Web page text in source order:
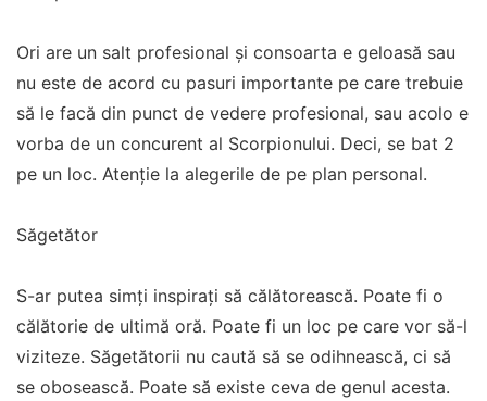
Ori are un salt profesional și consoarta e geloasă sau
nu este de acord cu pasuri importante pe care trebuie
să le facă din punct de vedere profesional, sau acolo e
vorba de un concurent al Scorpionului. Deci, se bat 2
pe un loc. Atenție la alegerile de pe plan personal.
Săgetător
S-ar putea simți inspirați să călătorească. Poate fi o
călătorie de ultimă oră. Poate fi un loc pe care vor să-l
viziteze. Săgetătorii nu caută să se odihnească, ci să
se obosească. Poate să existe ceva de genul acesta.